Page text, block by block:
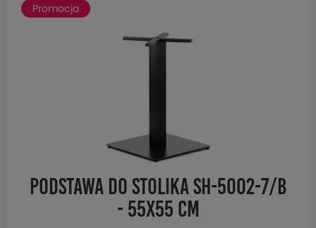
Podstawa do stolika SH-5002-7/B
- 55x55 cm
Promocja